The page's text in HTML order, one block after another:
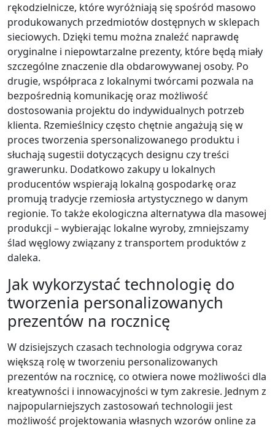
rękodzielnicze, które wyróżniają się spośród masowo
produkowanych przedmiotów dostępnych w sklepach
sieciowych. Dzięki temu można znaleźć naprawdę
oryginalne i niepowtarzalne prezenty, które będą miały
szczególne znaczenie dla obdarowywanej osoby. Po
drugie, współpraca z lokalnymi twórcami pozwala na
bezpośrednią komunikację oraz możliwość
dostosowania projektu do indywidualnych potrzeb
klienta. Rzemieślnicy często chętnie angażują się w
proces tworzenia spersonalizowanego produktu i
słuchają sugestii dotyczących designu czy treści
grawerunku. Dodatkowo zakupy u lokalnych
producentów wspierają lokalną gospodarkę oraz
promują tradycje rzemiosła artystycznego w danym
regionie. To także ekologiczna alternatywa dla masowej
produkcji – wybierając lokalne wyroby, zmniejszamy
ślad węglowy związany z transportem produktów z
daleka.
Jak wykorzystać technologię do
tworzenia personalizowanych
prezentów na rocznicę
W dzisiejszych czasach technologia odgrywa coraz
większą rolę w tworzeniu personalizowanych
prezentów na rocznicę, co otwiera nowe możliwości dla
kreatywności i innowacyjności w tym zakresie. Jednym z
najpopularniejszych zastosowań technologii jest
możliwość projektowania własnych wzorów online za